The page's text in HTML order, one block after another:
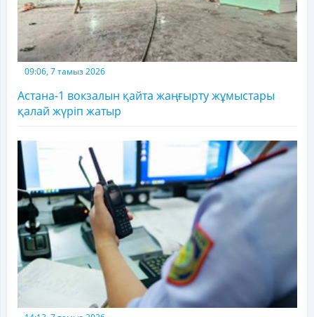
09:06, 7 тамыз 2026
Астана-1 вокзалын қайта жаңғырту жұмыстары
қалай жүріп жатыр